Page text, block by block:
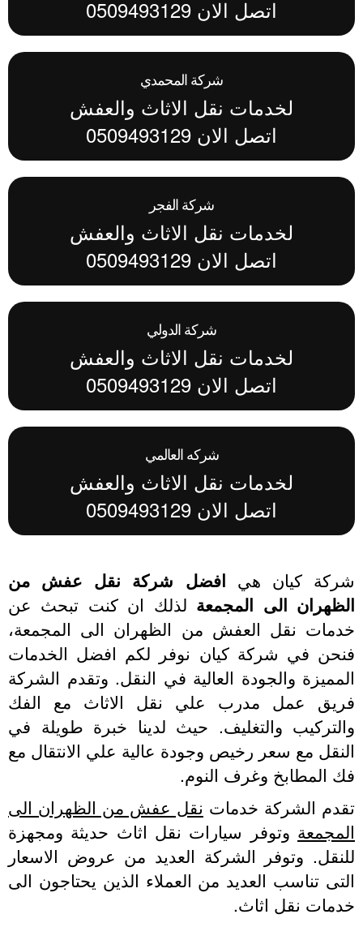
اتصل الان 0509493129
شركة المحمدي
لخدمات نقل الاثاث والعفش
اتصل الان 0509493129
شركة الفجر
لخدمات نقل الاثاث والعفش
اتصل الان 0509493129
شركة الدولي
لخدمات نقل الاثاث والعفش
اتصل الان 0509493129
شركه العالمي
لخدمات نقل الاثاث والعفش
اتصل الان 0509493129
كيان هي افضل شركة نقل عفش من
الى المجمعةلذلك ان كنت تبحث عن
نقل العفش من الظهران الى المجمعة،
في شركة كيان نوفر لكم افضل الخدمات
والجودة العالية في النقل. وتقدم الشركة
عمل مدرب علي نقل الاثاث مع الفك
والتغليف. حيث لدينا خبرة طويلة في
مع سعر رخيص وجودة عالية علي الانتقال مع
المطابخ وغرف النوم.
الشركة خدماتنقل عفش من الظهران الى
وتوفر سيارات نقل اثاث حديثة ومجهزة
وتوفر الشركة العديد من عروض الاسعار
تناسب العديد من العملاء الذين يحتاجون الى
نقل اثاث.